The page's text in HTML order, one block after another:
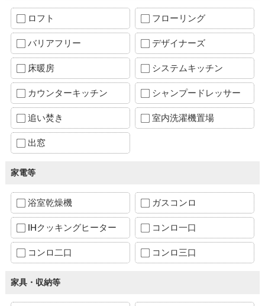
ロフト フローリング
バリアフリー デザイナーズ
床暖房 システムキッチン
カウンターキッチン シャンプードレッサー
追い焚き 室内洗濯機置場
出窓
家電等
浴室乾燥機 ガスコンロ
IHクッキングヒーター コンロ一口
コンロ二口 コンロ三口
家具・収納等